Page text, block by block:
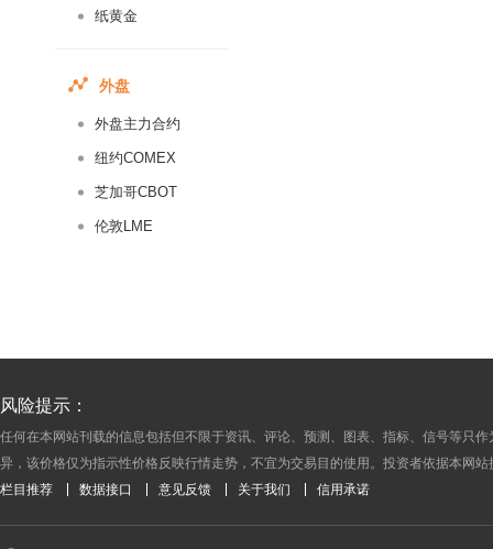
纸黄金
外盘
外盘主力合约
纽约COMEX
芝加哥CBOT
伦敦LME
2016-08-18
2016-08-15
2016-08-12
风险提示：
任何在本网站刊载的信息包括但不限于资讯、评论、预测、图表、指标、信号等只
异，该价格仅为指示性价格反映行情走势，不宜为交易目的使用。投资者依据本网
栏目推荐 数据接口 意见反馈 关于我们 信用承诺